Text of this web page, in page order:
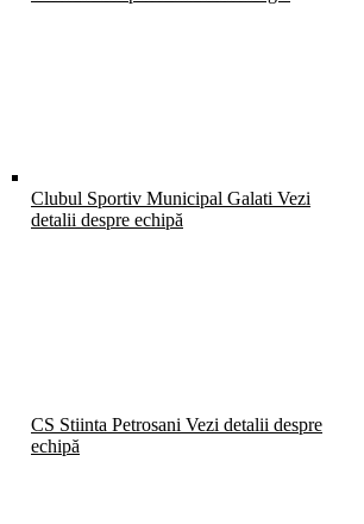
Clubul Sportiv Municipal Galati Vezi
detalii despre echipă
CS Stiinta Petrosani Vezi detalii despre
echipă